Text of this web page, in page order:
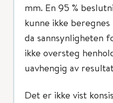
mm. En 95 %
kunne ikke
da sannsynligheten
ikke oversteg
uavhengig av
Det er ikke vist